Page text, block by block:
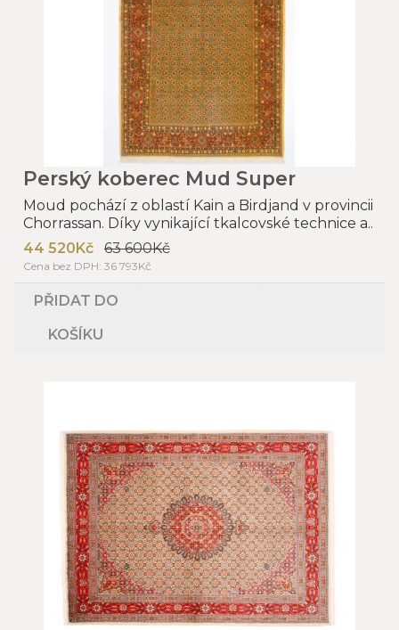
Perský koberec Mud Super
Moud pochází z oblastí Kain a Birdjand v provincii
Chorrassan. Díky vynikající tkalcovské technice a..
44 520Kč
63 600Kč
Cena bez DPH: 36 793Kč
PŘIDAT DO
KOŠÍKU